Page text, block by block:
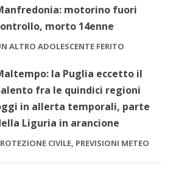
motorino fuori
morto 14enne
ALTRO ADOLESCENTE FERITO
la Puglia eccetto il
fra le quindici regioni
in allerta temporali, parte
Liguria in arancione
CIVILE, PREVISIONI METEO